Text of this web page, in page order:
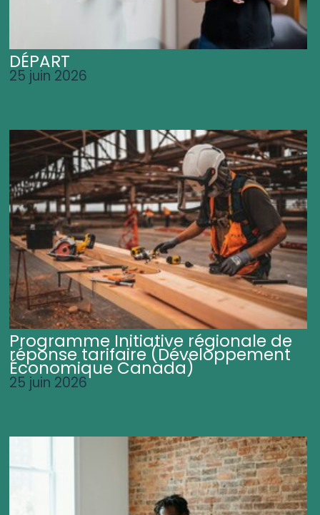
DÉPART
25 juin 2026
Programme Initiative régionale de
réponse tarifaire (Développement
Économique Canada)
25 juin 2026